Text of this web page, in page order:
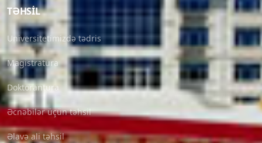
TƏHSIL
Universitetimizdə tədris
Magistratura
Doktorantura
Əcnəbilər üçün təhsil
Əlavə ali təhsil